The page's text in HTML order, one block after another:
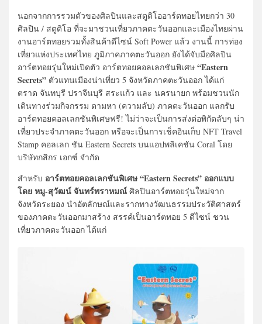
นอกจากการรวมตัวของศิลปินและสตูดิโออาร์ตทอยไทยกว่า 30
ศิลปิน / สตูดิโอ ที่จะมาชวนเที่ยวภาคตะวันออกและเมืองไทยผ่าน
งานอาร์ตทอยรวมทั้งสินค้าดีไซน์ Soft Power แล้ว งานนี้ การท่อง
เที่ยวแห่งประเทศไทย ภูมิภาคภาคตะวันออก ยังได้จับมือศิลปิน
อาร์ตทอยรุ่นใหม่เปิดตัว อาร์ตทอยคอลเลกชันพิเศษ “Eastern
Secrets” ตัวแทนเมืองน่าเที่ยว 5 จังหวัดภาคตะวันออก ได้แก่
ตราด จันทบุรี ปราจีนบุรี สระแก้ว และ นครนายก พร้อมชวนนัก
เดินทางร่วมกิจกรรม ตามหา (ความลับ) ภาคตะวันออก แลกรับ
อาร์ตทอยคอลเลกชันพิเศษฟรี! ไม่ว่าจะเป็นการส่งต่อพิกัดลับๆ น่า
เที่ยวประจำภาคตะวันออก หรือจะเป็นการเช็คอินเก็บ NFT Travel
Stamp คอลเลก ชัน Eastern Secrets บนแอปพลิเคชัน Coral โดย
บริษัทกสิกร เอกซ์ จำกัด
สำหรับ อาร์ตทอยคอลเลกชันพิเศษ “Eastern Secrets” ออกแบบ
โดย หมู-สุวัฒน์ จันทร์พราหมณ์ ศิลปินอาร์ตทอยรุ่นใหม่จาก
จังหวัดระยอง นำอัตลักษณ์และรากทางวัฒนธรรมประวัติศาสตร์
ของภาคตะวันออกมาสร้าง สรรค์เป็นอาร์ตทอย 5 ดีไซน์ ชวน
เที่ยวภาคตะวันออก ได้แก่